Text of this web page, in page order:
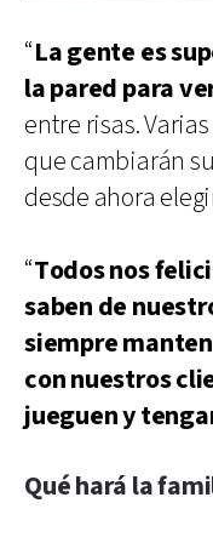
“La gente es
la pared para
entre risas.
que cambiarán
desde ahora
“Todos nos
saben de
siempre
con nuestros
jueguen y
Qué hará la